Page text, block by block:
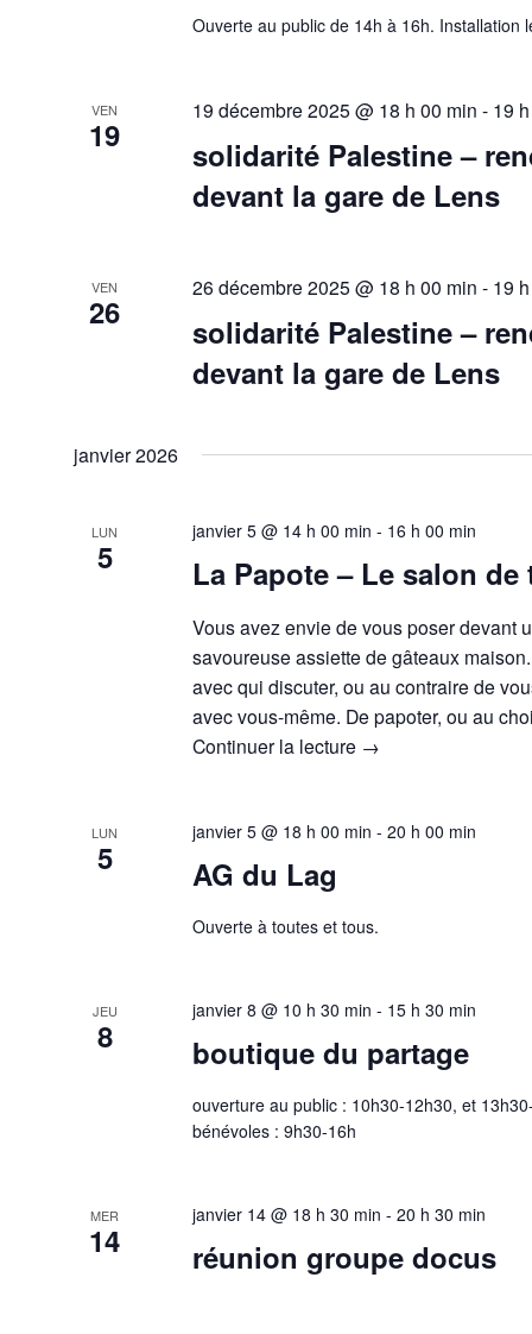
Ouverte au public de 14h à 16h. Installation
VEN
19
solidarité Palestine –
devant la gare de Lens
19 décembre 2025 @ 18 h 00 min - 19
VEN
26
solidarité Palestine –
devant la gare de Lens
26 décembre 2025 @ 18 h 00 min - 19
janvier 2026
LUN
5 La Papote – Le salon
janvier 5 @ 14 h 00 min - 16 h 00 min
Vous avez envie de vous poser devant
savoureuse assiette de gâteaux
avec qui discuter, ou au contraire de
avec vous-même. De papoter, ou au
Continuer la lecture →
LUN
5 AG du Lag
janvier 5 @ 18 h 00 min -20 h 00 min
Ouverte à toutes et tous.
JEU
8 boutique du partage
janvier 8 @ 10 h 30 min - 15 h 30 min
ouverture au public : 10h30-12h30, et
bénévoles : 9h30-16h
MER
14 réunion groupe docus
janvier 14 @ 18 h 30 min -20 h 30 min